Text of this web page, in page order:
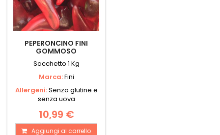
PEPERONCINO FINI
GOMMOSO
Sacchetto 1 Kg
Marca:Fini
Allergeni:Senza glutine e
senza uova
10,99 €
Aggiungi al carrello